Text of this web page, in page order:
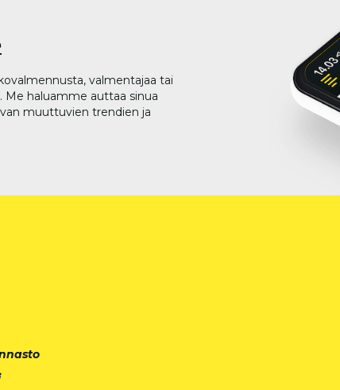
valmentajaa tai
Me haluamme auttaa sinua
muuttuvien trendien ja